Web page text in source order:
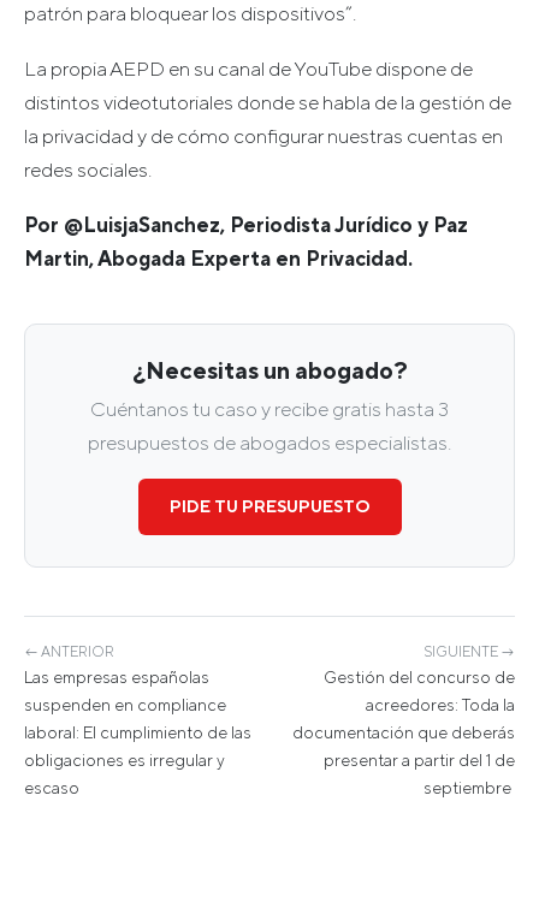
patrón para bloquear los dispositivos”.
La propia AEPD en su canal de YouTube dispone de
distintos videotutoriales donde se habla de la gestión de
la privacidad y de cómo configurar nuestras cuentas en
redes sociales.
Por @LuisjaSanchez, Periodista Jurídico y Paz
Martin, Abogada Experta en Privacidad.
¿Necesitas un abogado?
Cuéntanos tu caso y recibe gratis hasta 3
presupuestos de abogados especialistas.
PIDE TU PRESUPUESTO
← ANTERIOR
Las empresas españolas
suspenden en compliance
laboral: El cumplimiento de las
obligaciones es irregular y
escaso
SIGUIENTE →
Gestión del concurso de
acreedores: Toda la
documentación que deberás
presentar a partir del 1 de
septiembre